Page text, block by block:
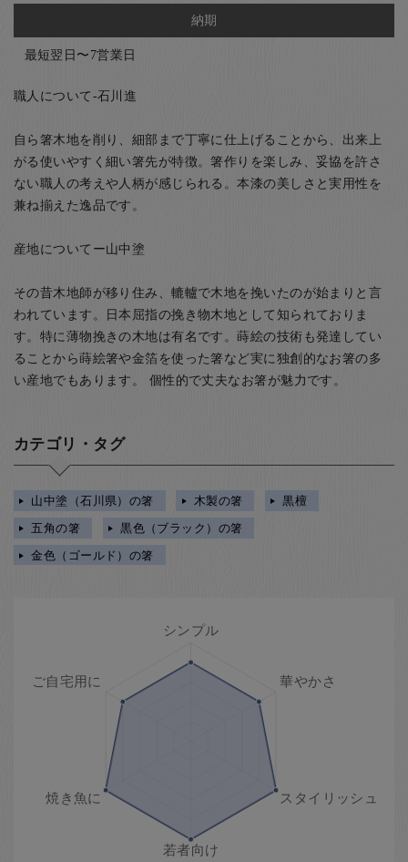
納期
最短翌日〜7営業日
職人について-石川進
自ら箸木地を削り、細部まで丁寧に仕上げることから、出来上
がる使いやすく細い箸先が特徴。箸作りを楽しみ、妥協を許さ
ない職人の考えや人柄が感じられる。本漆の美しさと実用性を
兼ね揃えた逸品です。
産地についてー山中塗
その昔木地師が移り住み、轆轤で木地を挽いたのが始まりと言
われています。日本屈指の挽き物木地として知られておりま
す。特に薄物挽きの木地は有名です。蒔絵の技術も発達してい
ることから蒔絵箸や金箔を使った箸など実に独創的なお箸の多
い産地でもあります。 個性的で丈夫なお箸が魅力です。
カテゴリ・タグ
山中塗（石川県）の箸 木製の箸
黒檀
五角の箸
黒色（ブラック）の箸
金色（ゴールド）の箸